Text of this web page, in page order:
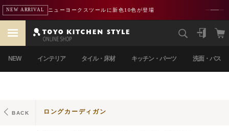
重要 熊本地震による配送遅延のお知らせ
NEW インテリア タイル・床材 キッチン・パーツ 洗面・バス
BACK ロングカーディガン